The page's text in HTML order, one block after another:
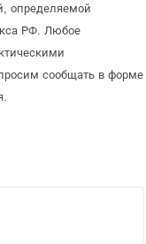
определяемой
РФ. Любое
сообщать в форме